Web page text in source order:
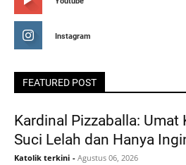
Instagram
FEATURED POST
Kardinal Pizzaballa: Umat
Suci Lelah dan Hanya
Katolik terkini - Agustus 06, 2026